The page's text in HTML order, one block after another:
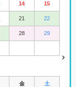
14 15
21 22
28 29
金 土